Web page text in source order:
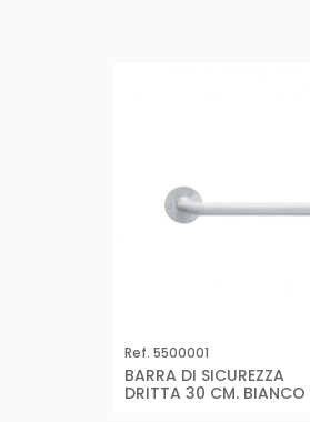
Ref. 5500001
BARRA DI SICUREZZA
DRITTA 30 CM. BIANCO